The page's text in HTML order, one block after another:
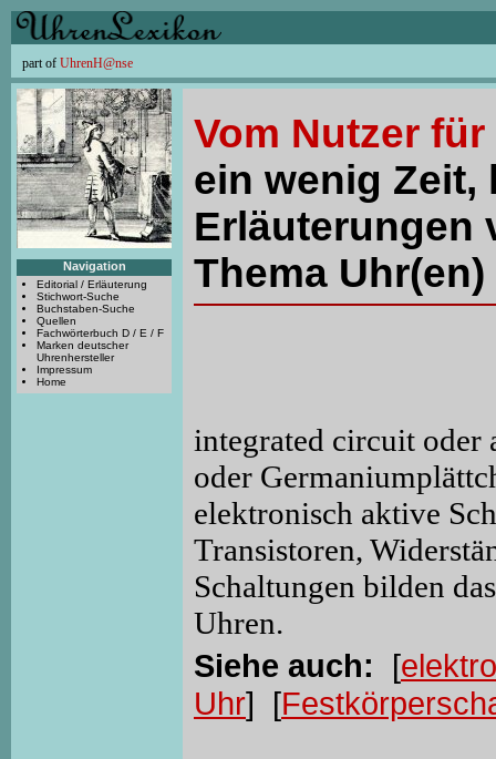
part of UhrenH@nse
Navigation
Editorial / Erläuterung
Stichwort-Suche
Buchstaben-Suche
Quellen
Fachwörterbuch D / E / F
Marken deutscher
Uhrenhersteller
Impressum
Home
Vom Nutzer
ein wenig Zeit,
Erläuterungen
Thema
integrated circuit
oder
elektronisch aktive
Transistoren,
Schaltungen bilden
Uhren.
Siehe auch: [
Uhr] [